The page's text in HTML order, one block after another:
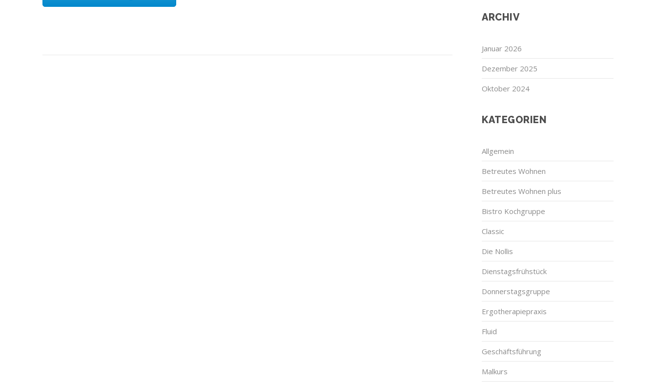
ARCHIV
Januar 2026
Dezember 2025
Oktober 2024
KATEGORIEN
Allgemein
Betreutes Wohnen
Betreutes Wohnen plus
Bistro Kochgruppe
Classic
Die Nollis
Dienstagsfrühstück
Donnerstagsgruppe
Ergotherapiepraxis
Fluid
Geschäftsführung
Malkurs